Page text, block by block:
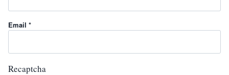
Email *
Recaptcha